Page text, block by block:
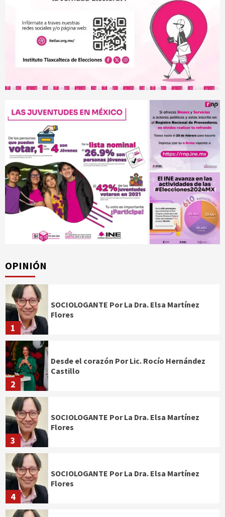
OPINIÓN
1
SOCIOLOGANTE Por La Dra. Elsa Martínez
Flores
2
Desde el corazón Por Lic. Rocío Hernández
Castillo
3
SOCIOLOGANTE Por La Dra. Elsa Martínez
Flores
4
SOCIOLOGANTE Por La Dra. Elsa Martínez
Flores